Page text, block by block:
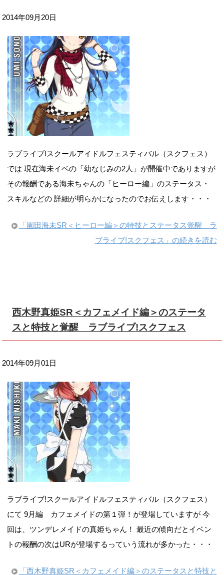
2014年09月20日
ラブライブ!スクールアイドルフェスティバル（スクフェス）
では 現在海未イベの「幼なじみの2人」が開催中でありますが
その報酬である海未ちゃんの「ヒーロー編」のステータス・
スキルなどの 詳細が明らかになったのでお伝えします・・・
「園田海未SR＜ヒーロー編＞の特技とステータス覚醒 ラ
ブライブ!スクフェス」の続きを読む
西木野真姫SR＜カフェメイド編＞のステータ
スと特技と覚醒 ラブライブ!スクフェス
2014年09月01日
ラブライブ!スクールアイドルフェスティバル（スクフェス）
にて 9月編 カフェメイドの第１弾！が登場していますが 今
回は、ツンデレメイドの真姫ちゃん！ 最近の傾向だとイベン
トの報酬の次はURが登場するっていう流れが多かった・・・
「西木野真姫SR＜カフェメイド編＞のステータスと特技と